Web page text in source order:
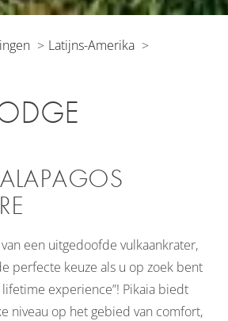
Latijns-Amerika
een uitgedoofde vulkaankrater,
perfecte keuze als u op zoek bent
lifetime experience”! Pikaia biedt
niveau op het gebied van comfort,